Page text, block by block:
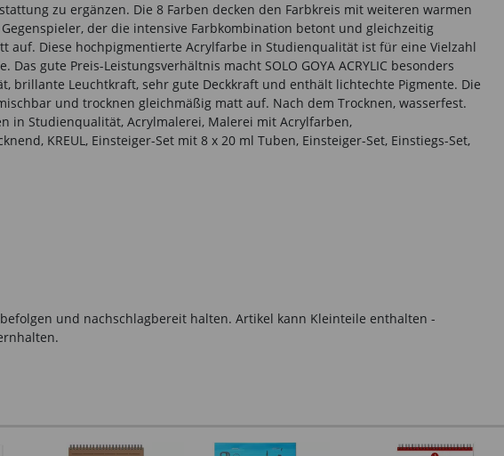
zu ergänzen. Die 8 Farben decken den Farbkreis mit weiteren warmen
der die intensive Farbkombination betont und gleichzeitig
auf. Diese hochpigmentierte Acrylfarbe in Studienqualität ist für eine Vielzahl
gute Preis-Leistungsverhältnis macht SOLO GOYA ACRYLIC besonders
brillante Leuchtkraft, sehr gute Deckkraft und enthält lichtechte Pigmente. Die
und trocknen gleichmäßig matt auf. Nach dem Trocknen, wasserfest.
in Studienqualität, Acrylmalerei, Malerei mit Acrylfarben,
KREUL, Einsteiger-Set mit 8 x 20 ml Tuben, Einsteiger-Set, Einstiegs-Set,
und nachschlagbereit halten. Artikel kann Kleinteile enthalten -